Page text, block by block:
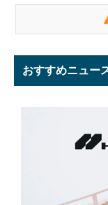
おすすめニュー